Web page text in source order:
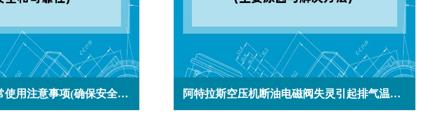
阿特拉斯空压机日常使用注意事项(确保安全和可靠性) 阿特拉斯空压机断油电磁阀失灵引起排气温度高的主要原因与解决方法